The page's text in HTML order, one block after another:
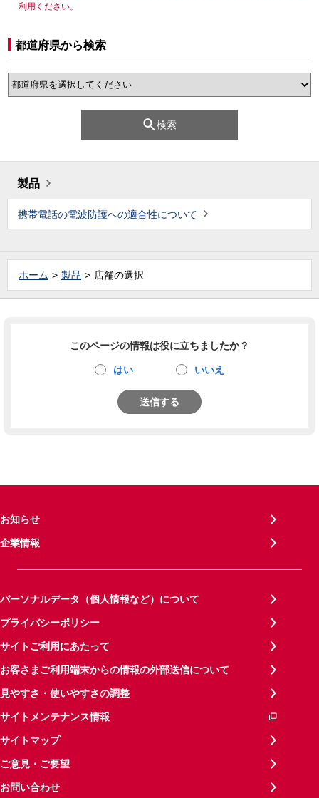
利用ください。
都道府県から検索
検索
製品
携帯電話の電波防護への適合性について
ホーム 製品 店舗の選択
このページの情報は役に立ちましたか？
はい いいえ
送信する
お知らせ
企業情報
パーソナルデータ（個人情報など）について
プライバシーポリシー
サイトご利用にあたって
お客さまご利用端末からの情報の外部送信について
見やすさ・使いやすさの調整
サイトメンテナンス情報
サイトマップ
ご意見・ご要望
お問い合わせ